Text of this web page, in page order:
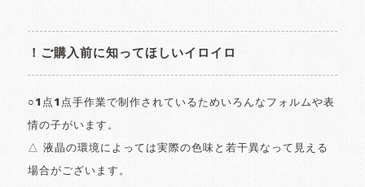
！ご購入前に知ってほしいイロイロ
○1点1点手作業で制作されているためいろんなフォルムや表
情の子がいます。
△ 液晶の環境によっては実際の色味と若干異なって見える
場合がございます。